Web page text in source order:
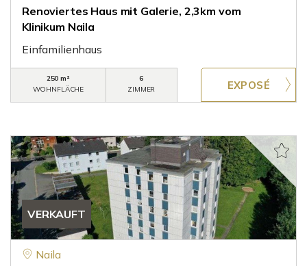
Renoviertes Haus mit Galerie, 2,3km vom
Klinikum Naila
Einfamilienhaus
250 m²
WOHNFLÄCHE
6
ZIMMER
VERKAUFT
Naila